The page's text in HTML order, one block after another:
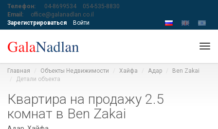
Телефон: 04-8699534
054-535-8830
Email:
office@galanadlan.co.il
Зарегистрироваться
Войти
Главная Объекты Недвижимости Хайфа Адар
Ben Zakai
Детали объекта
Квартира на продажу 2.5
комнат в Ben Zakai